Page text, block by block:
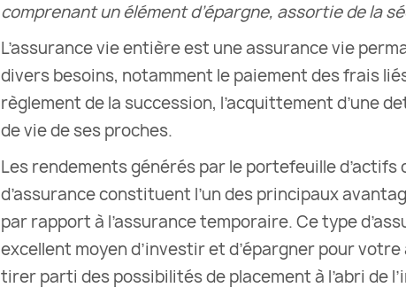
comprenant un élément d’épargne, assortie de la
L’assurance vie entière est une assurance vie
divers besoins, notamment le paiement des frais
règlement de la succession, l’acquittement d’une
de vie de ses proches.
Les rendements générés par le portefeuille
d’assurance constituent l’un des principaux
par rapport à l’assurance temporaire. Ce type
excellent moyen d’investir et d’épargner pour votre
tirer parti des possibilités de placement à l’abri de